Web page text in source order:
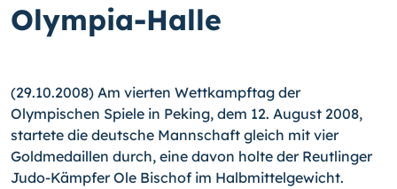
Olympia-Halle
(29.10.2008) Am vierten Wettkampftag der
Olympischen Spiele in Peking, dem 12. August 2008,
startete die deutsche Mannschaft gleich mit vier
Goldmedaillen durch, eine davon holte der Reutlinger
Judo-Kämpfer Ole Bischof im Halbmittelgewicht.